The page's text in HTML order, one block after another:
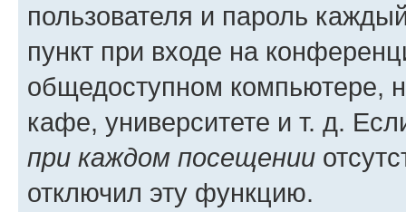
пользователя и пароль
пункт при входе на
общедоступном компьютере,
кафе, университете и т. д.
при каждом посещении
отключил эту функцию.